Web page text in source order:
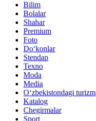
Bilim
Bolalar
Shahar
Premium
Foto
Do‘konlar
Stendap
Texno
Moda
Media
O‘zbekistondagi turizm
Katalog
Chegirmalar
Sport